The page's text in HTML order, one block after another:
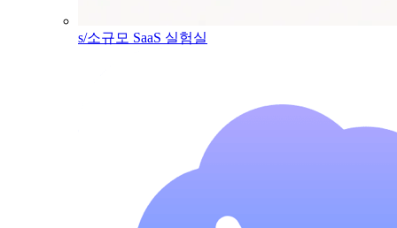
s/소규모 SaaS 실험실